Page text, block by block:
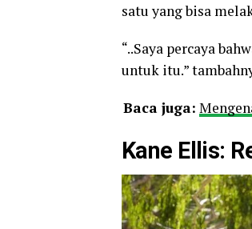
satu yang bisa
“..Saya percaya
untuk itu.”
Baca juga:
Kane Ellis: